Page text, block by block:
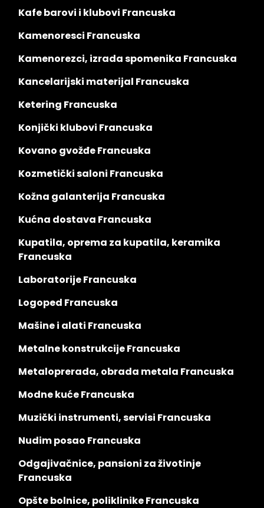
Kafe barovi i klubovi Francuska
Kamenoresci Francuska
Kamenorezci, izrada spomenika Francuska
Kancelarijski materijal Francuska
Ketering Francuska
Konjički klubovi Francuska
Kovano gvožđe Francuska
Kozmetički saloni Francuska
Kožna galanterija Francuska
Kućna dostava Francuska
Kupatila, oprema za kupatila, keramika
Francuska
Laboratorije Francuska
Logoped Francuska
Mašine i alati Francuska
Metalne konstrukcije Francuska
Metaloprerada, obrada metala Francuska
Modne kuće Francuska
Muzički instrumenti, servisi Francuska
Nudim posao Francuska
Odgajivačnice, pansioni za životinje
Francuska
Opšte bolnice, poliklinike Francuska